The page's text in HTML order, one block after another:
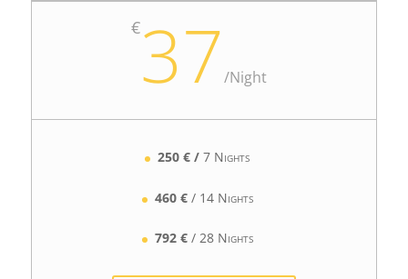
€37/Night
250 € /7 Nights
460 €/ 14 Nights
792 €/ 28 Nights